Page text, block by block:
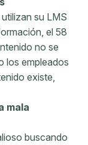
su LMS
el 58
no se
los empleados
existe,
mala
buscando